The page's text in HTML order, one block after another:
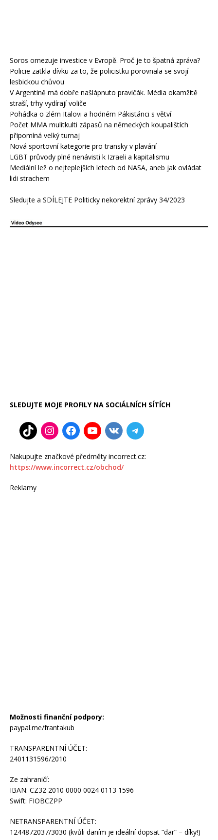
Soros omezuje investice v Evropě. Proč je to špatná zpráva?
Policie zatkla dívku za to, že policistku porovnala se svojí
lesbickou chůvou
V Argentině má dobře našlápnuto pravičák. Média okamžitě
straší, trhy vydírají voliče
Pohádka o zlém Italovi a hodném Pákistánci s větví
Počet MMA mulitkulti zápasů na německých koupalištích
připomíná velký turnaj
Nová sportovní kategorie pro transky v plavání
LGBT průvody plné nenávisti k Izraeli a kapitalismu
Mediální lež o nejteplejších letech od NASA, aneb jak ovládat
lidi strachem
Sledujte a SDÍLEJTE Politicky nekorektní zprávy 34/2023
SLEDUJTE MOJE PROFILY NA SOCIÁLNÍCH SÍTÍCH
Nakupujte značkové předměty incorrect.cz:
https://www.incorrect.cz/obchod/
Reklamy
Možnosti finanční podpory:
paypal.me/frantakub
TRANSPARENTNÍ ÚČET:
2401131596/2010
Ze zahraničí:
IBAN: CZ32 2010 0000 0024 0113 1596
Swift: FIOBCZPP
NETRANSPARENTNÍ ÚČET:
1244872037/3030 (kvůli daním je ideální dopsat “dar” – díky!)